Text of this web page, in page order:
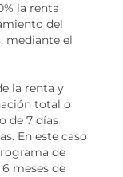
la renta
del
mediante el
la renta y
total o
de 7 días
En este caso
de
meses de